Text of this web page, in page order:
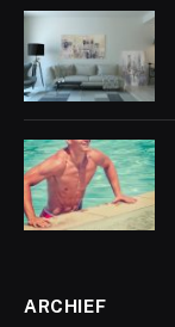
ARCHIEF